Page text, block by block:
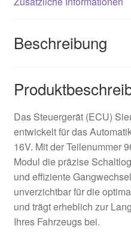
Beschreibung
Das Steuergerät (ECU)
entwickelt für das
16V. Mit der Teilenummer
Modul die präzise
und effiziente
unverzichtbar für die
und trägt erheblich zur
Ihres Fahrzeugs bei.